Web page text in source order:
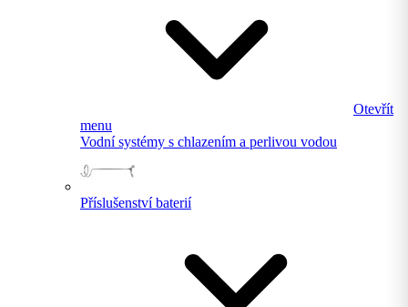
Otevřít
menu
Vodní systémy s chlazením a perlivou vodou
Příslušenství baterií